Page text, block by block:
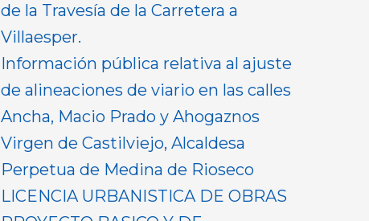
de la Travesía de la Carretera a
Villaesper.
Información pública relativa al ajuste
de alineaciones de viario en las calles
Ancha, Macio Prado y Ahogaznos
Virgen de Castilviejo, Alcaldesa
Perpetua de Medina de Rioseco
LICENCIA URBANISTICA DE OBRAS